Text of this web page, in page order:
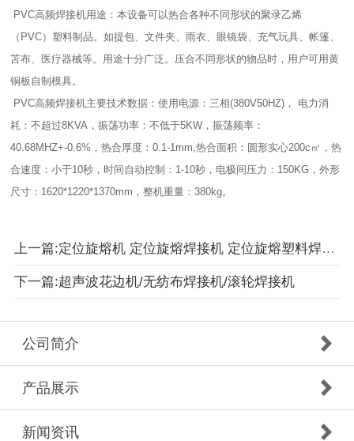
PVC高频焊接机用途：本设备可以热合各种不同形状的聚录乙烯
（PVC）塑料制品。如提包、文件夹、雨衣、眼镜袋、充气玩具、帐篷、
苫布、医疗器械等。用途十分广泛。压合不同形状的物品时，用户可用黄
铜板自制模具。
PVC高频焊接机主要技术数据：使用电源：三相(380V50HZ)， 电力消
耗：不超过8KVA，振荡功率：不低于5KW，振荡频率：
40.68MHZ+-0.6%，热合厚度：0.1-1mm,热合面积：圆形实心200c㎡，热
合速度：小于10秒，时间自动控制：1-10秒，电极间压力：150KG，外形
尺寸：1620*1220*1370mm，整机重量：380kg。
上一篇:定位旋熔机 定位旋熔焊接机 定位旋熔塑料焊接机
下一篇:超声波花边机/无纺布焊接机/滚轮焊接机
公司简介
产品展示
新闻资讯